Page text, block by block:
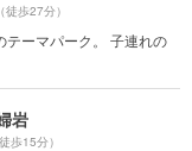
（徒歩27分）
テーマパーク。 子連れの
岩
徒歩15分）